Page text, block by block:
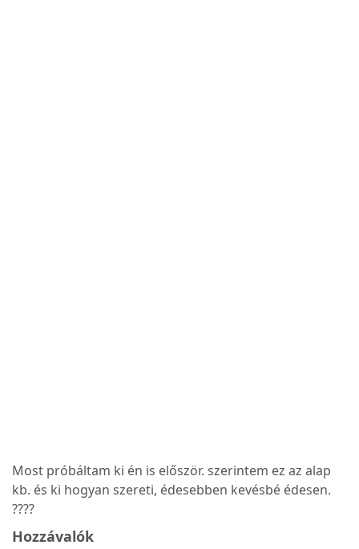
Most próbáltam ki én is először. szerintem ez az alap
kb. és ki hogyan szereti, édesebben kevésbé édesen.
????
Hozzávalók